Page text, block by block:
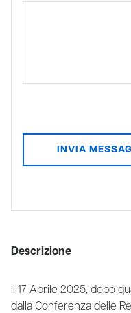
Descrizione
Il 17 Aprile 2025, dopo
dalla Conferenza delle